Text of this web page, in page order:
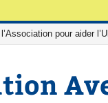
pour aider